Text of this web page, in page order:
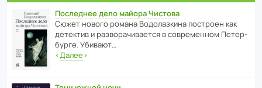
Последнее дело майора Чистова
Сюжет нового романа Водо­ла­з­кина пост­роен как
дете­ктив и разво­ра­чи­ва­ется в совре­менном Пете­р­
бурге. Убивают…
‹Далее›